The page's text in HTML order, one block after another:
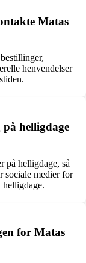
Matas
henvendelser
helligdage
på helligdage, så
sociale medier for
helligdage.
for Matas